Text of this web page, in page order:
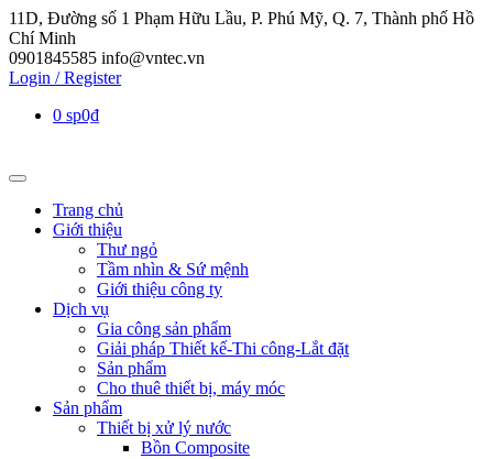
11D, Đường số 1 Phạm Hữu Lầu, P. Phú Mỹ, Q. 7, Thành phố Hồ
Chí Minh
0901845585 info@vntec.vn
Login / Register
0 sp0₫
Trang chủ
Giới thiệu
Thư ngỏ
Tầm nhìn & Sứ mệnh
Giới thiệu công ty
Dịch vụ
Gia công sản phẩm
Giải pháp Thiết kế-Thi công-Lắt đặt
Sản phẩm
Cho thuê thiết bị, máy móc
Sản phẩm
Thiết bị xử lý nước
Bồn Composite